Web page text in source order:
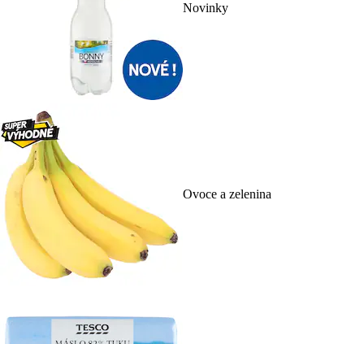
Novinky
Ovoce a zelenina